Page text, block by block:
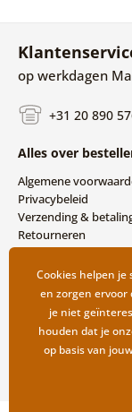
op werkdagen
+31 20 890
Alles over
Algemene
Privacybeleid
Verzending &
Retourneren
Cookies helpen
en zorgen
je niet
houden dat je
op basis van